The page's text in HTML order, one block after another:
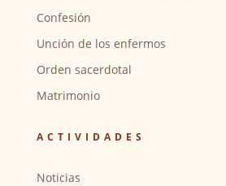
Confesión
Unción de los enfermos
Orden sacerdotal
Matrimonio
ACTIVIDADES
Noticias